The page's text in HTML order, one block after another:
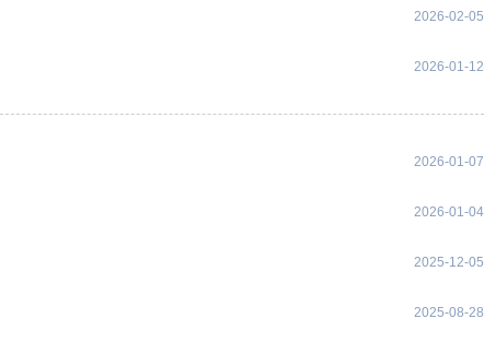
2026-02-05
2026-01-12
2026-01-07
2026-01-04
2025-12-05
2025-08-28